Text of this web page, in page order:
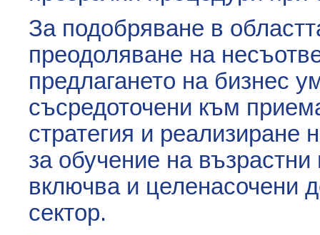
За подобряване в
преодоляване на
предлагането на бизнес
съсредоточени към
стратегия и реализиране
за обучение на
включва и целенасочени
сектор.